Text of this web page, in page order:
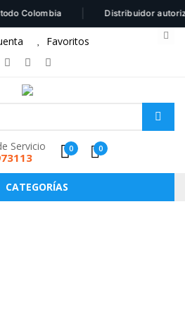
Colombia Distribuidor
Favoritos
Servicio 0 0
CATEGORÍAS